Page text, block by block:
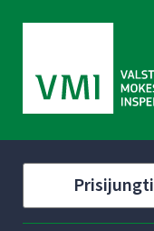
Prisijungti